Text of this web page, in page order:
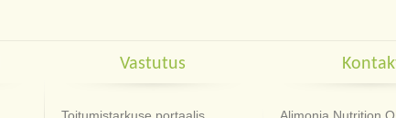
Vastutus